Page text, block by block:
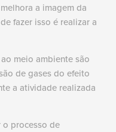
a imagem da
fazer isso é realizar a
meio ambiente são
de gases do efeito
a atividade realizada
o processo de